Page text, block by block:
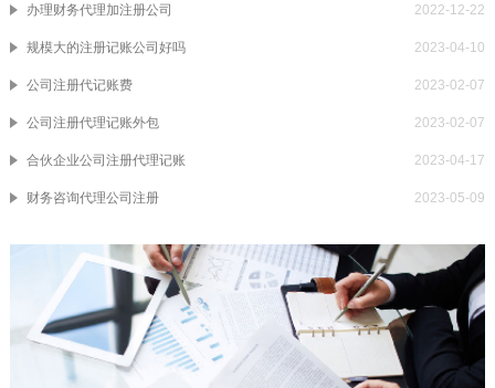
办理财务代理加注册公司 2022-12-22
规模大的注册记账公司好吗 2023-04-10
公司注册代记账费 2023-02-07
公司注册代理记账外包 2023-02-07
合伙企业公司注册代理记账 2023-04-17
财务咨询代理公司注册 2023-05-09